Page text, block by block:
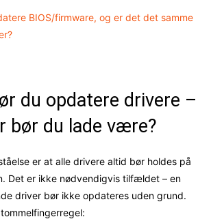
BIOS/firmware, og er det det samme
du opdatere drivere –
bør du lade være?
er at alle drivere altid bør holdes på
Det er ikke nødvendigvis tilfældet – en
driver bør ikke opdateres uden grund.